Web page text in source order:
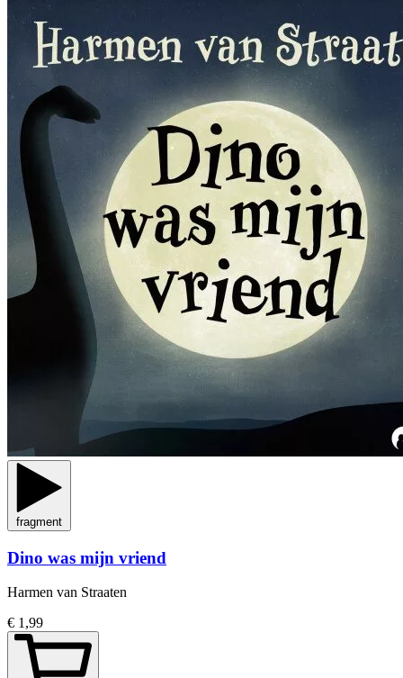
fragment
Dino was mijn vriend
Harmen van Straaten
€ 1,99